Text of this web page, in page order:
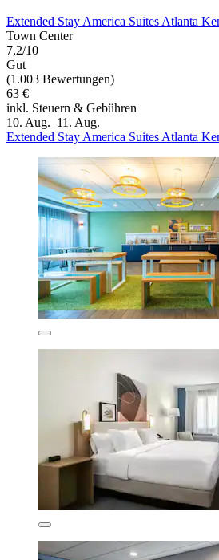
Extended Stay America Suites Atlanta
Town Center
7,2/10
Gut
(1.003 Bewertungen)
63 €
inkl. Steuern & Gebühren
10. Aug.–11. Aug.
Extended Stay America Suites Atlanta